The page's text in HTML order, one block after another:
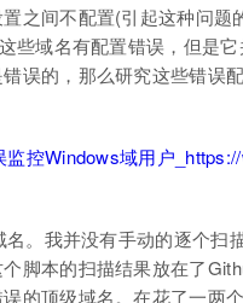
之间不配置(引起这种问题
些域名有配置错误，但是
误的，那么研究这些错误
。我并没有手动的逐个扫
脚本的扫描结果放在了
的顶级域名。在花了一两